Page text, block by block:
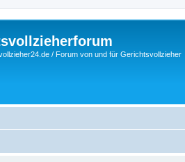
/ Forum von und für Gerichtsvollzieher